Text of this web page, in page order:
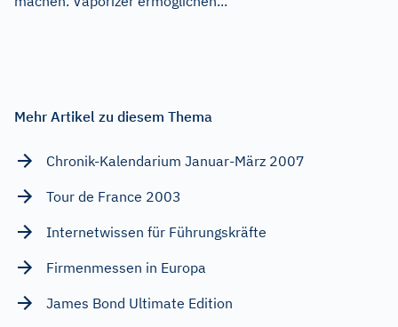
Mehr Artikel zu diesem Thema
Chronik-Kalendarium Januar-März 2007
Tour de France 2003
Internetwissen für Führungskräfte
Firmenmessen in Europa
James Bond Ultimate Edition